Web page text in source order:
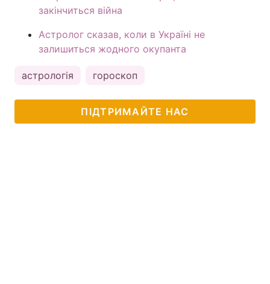
закінчиться війна
Астролог сказав, коли в Україні не
залишиться жодного окупанта
астрологія гороскоп
ПІДТРИМАЙТЕ НАС